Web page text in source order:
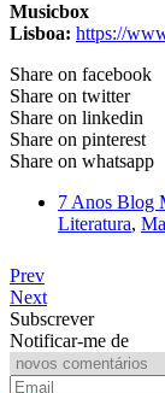
Musicbox
Lisboa: https://
Share on facebook
Share on twitter
Share on linkedin
Share on pinterest
Share on whatsapp
7 Anos Blog
Literatura,
Prev
Next
Subscrever
Notificar-me de